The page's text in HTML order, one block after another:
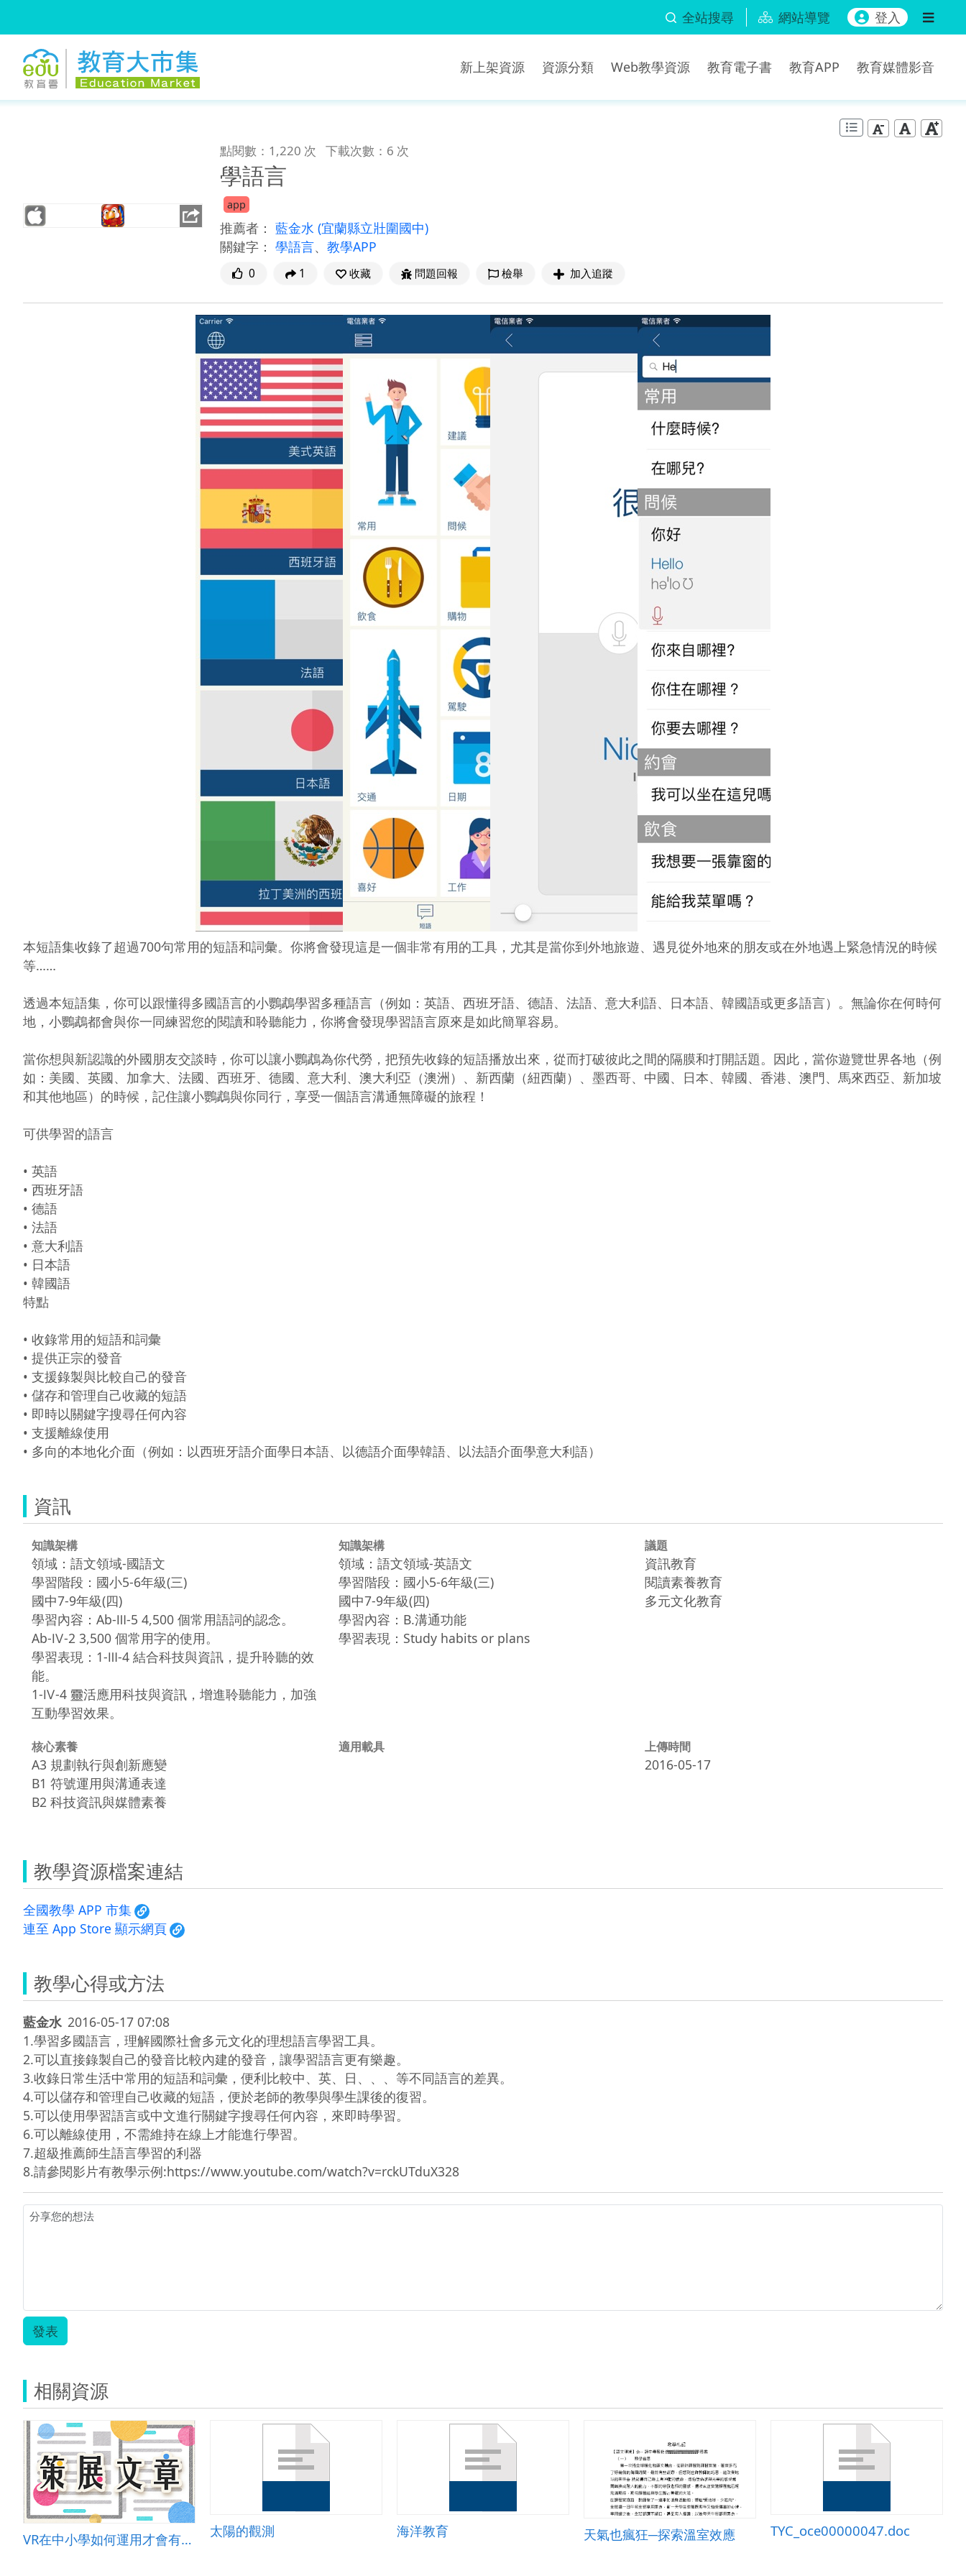
全站搜尋 網站導覽 登入
新上架資源 資源分類 Web教學資源 教育電子書 教育APP 教育媒體影音
點閱數：1,220 次 下載次數：6 次
學語言
app
推薦者： 藍金水 (宜蘭縣立壯圍國中)
關鍵字： 學語言、 教學APP
0 1 收藏 問題回報 檢舉 加入追蹤
本短語集收錄了超過700句常用的短語和詞彙。你將會發現這是一個非常有用的工具，尤其是當你到外地旅遊、遇見從外地來的朋友或在外地遇上緊急情況的時候
等……
透過本短語集，你可以跟懂得多國語言的小鸚鵡學習多種語言（例如：英語、西班牙語、德語、法語、意大利語、日本語、韓國語或更多語言）。無論你在何時何
地，小鸚鵡都會與你一同練習您的閱讀和聆聽能力，你將會發現學習語言原來是如此簡單容易。
當你想與新認識的外國朋友交談時，你可以讓小鸚鵡為你代勞，把預先收錄的短語播放出來，從而打破彼此之間的隔膜和打開話題。因此，當你遊覽世界各地（例
如：美國、英國、加拿大、法國、西班牙、德國、意大利、澳大利亞（澳洲）、新西蘭（紐西蘭）、墨西哥、中國、日本、韓國、香港、澳門、馬來西亞、新加坡
和其他地區）的時候，記住讓小鸚鵡與你同行，享受一個語言溝通無障礙的旅程！
可供學習的語言
• 英語
• 西班牙語
• 德語
• 法語
• 意大利語
• 日本語
• 韓國語
特點
• 收錄常用的短語和詞彙
• 提供正宗的發音
• 支援錄製與比較自己的發音
• 儲存和管理自己收藏的短語
• 即時以關鍵字搜尋任何內容
• 支援離線使用
• 多向的本地化介面（例如：以西班牙語介面學日本語、以德語介面學韓語、以法語介面學意大利語）
資訊
知識架構
領域：語文領域-國語文
學習階段：國小5-6年級(三)
國中7-9年級(四)
學習內容：Ab-Ⅲ-5 4,500 個常用語詞的認念。
Ab-Ⅳ-2 3,500 個常用字的使用。
學習表現：1-Ⅲ-4 結合科技與資訊，提升聆聽的效
能。
1-Ⅳ-4 靈活應用科技與資訊，增進聆聽能力，加強
互動學習效果。
知識架構
領域：語文領域-英語文
學習階段：國小5-6年級(三)
國中7-9年級(四)
學習內容：B.溝通功能
學習表現：Study habits or plans
議題
資訊教育
閱讀素養教育
多元文化教育
核心素養
A3 規劃執行與創新應變
B1 符號運用與溝通表達
B2 科技資訊與媒體素養
適用載具 上傳時間
2016-05-17
教學資源檔案連結
全國教學 APP 市集
連至 App Store 顯示網頁
教學心得或方法
藍金水 2016-05-17 07:08
1.學習多國語言，理解國際社會多元文化的理想語言學習工具。
2.可以直接錄製自己的發音比較內建的發音，讓學習語言更有樂趣。
3.收錄日常生活中常用的短語和詞彙，便利比較中、英、日、、、等不同語言的差異。
4.可以儲存和管理自己收藏的短語，便於老師的教學與學生課後的復習。
5.可以使用學習語言或中文進行關鍵字搜尋任何內容，來即時學習。
6.可以離線使用，不需維持在線上才能進行學習。
7.超級推薦師生語言學習的利器
8.請參閱影片有教學示例:https://www.youtube.com/watch?v=rckUTduX328
發表
相關資源
VR在中小學如何運用才會有效教學
太陽的觀測 海洋教育 天氣也瘋狂─探索溫室效應 TYC_oce00000047.doc